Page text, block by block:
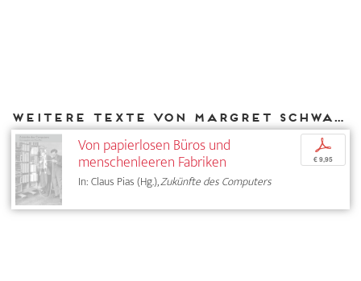
Weitere Texte von Margret Schwarte-Amedick bei DIAPHANES
Von papierlosen Büros und
menschenleeren Fabriken
In: Claus Pias (Hg.),Zukünfte des Computers
p
€ 9,95